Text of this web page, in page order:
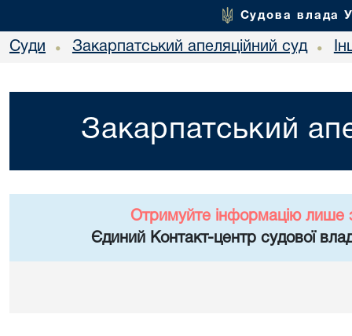
Судова влада
Суди • Закарпатський апеляційний суд •
Закарпатський
Отримуйте інформацію лише
Єдиний Контакт-центр судової